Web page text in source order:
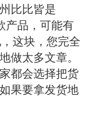
比比皆是
产品，可能有
这块，您完全
做太多文章。
都会选择把货
果要拿发货地